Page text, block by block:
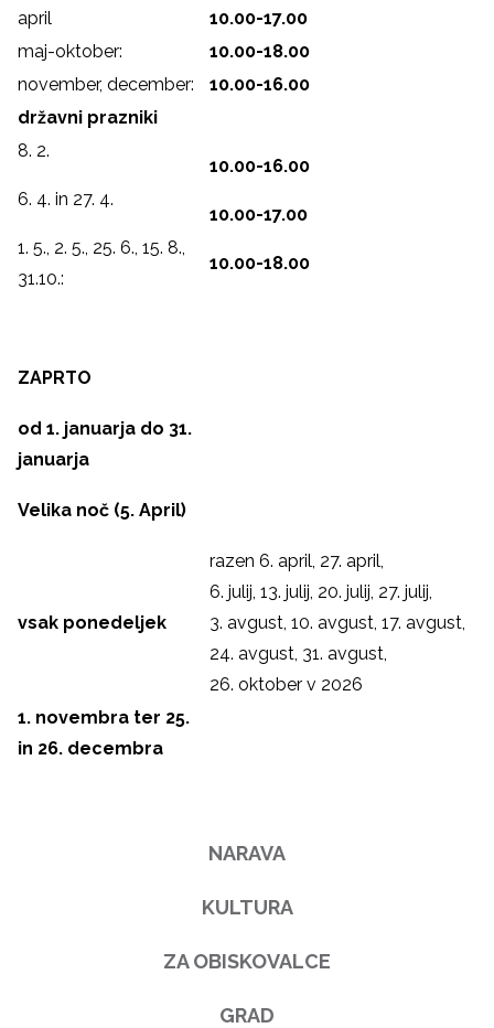
april
10.00-17.00
maj-oktober:
10.00-18.00
november, december:
10.00-16.00
državni prazniki
8. 2.
6. 4. in 27. 4.
1. 5., 2. 5., 25. 6., 15. 8.,
31.10.:
10.00-16.00
10.00-17.00
10.00-18.00
ZAPRTO
od 1. januarja do 31.
januarja
Velika noč (5. April)
vsak ponedeljek
razen 6. april, 27. april,
6. julij, 13. julij, 20. julij, 27. julij,
3. avgust, 10. avgust, 17. avgust,
24. avgust, 31. avgust,
26. oktober v 2026
1. novembra ter 25.
in 26. decembra
NARAVA
KULTURA
ZA OBISKOVALCE
GRAD